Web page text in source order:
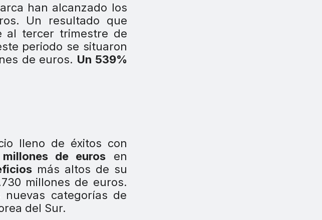
han alcanzado los
Un resultado que
al tercer trimestre de
periodo se situaron
de euros. Un 539%
lleno de éxitos con
millones de euros en
más altos de su
millones de euros.
categorías de
del Sur.